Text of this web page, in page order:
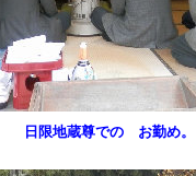
日限地蔵尊での お勤め。